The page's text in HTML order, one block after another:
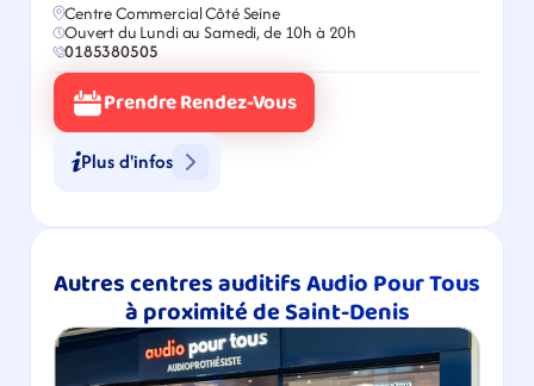
Centre Commercial Côté Seine
Ouvert du Lundi au Samedi, de 10h à 20h
0185380505
Prendre Rendez-Vous
Plus d'infos
Autres centres auditifs Audio Pour Tous
à proximité de Saint-Denis